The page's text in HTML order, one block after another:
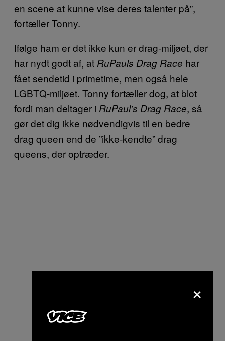
en scene at kunne vise deres talenter på”,
fortæller Tonny.
Ifølge ham er det ikke kun er drag-miljøet, der
har nydt godt af, at RuPauls Drag Race har
fået sendetid i primetime, men også hele
LGBTQ-miljøet. Tonny fortæller dog, at blot
fordi man deltager i RuPaul’s Drag Race, så
gør det dig ikke nødvendigvis til en bedre
drag queen end de ”ikke-kendte” drag
queens, der optræder.
×